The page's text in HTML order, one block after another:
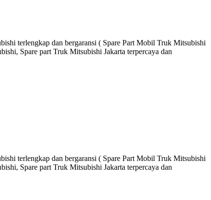
terlengkap dan bergaransi ( Spare Part Mobil Truk Mitsubishi
Spare part Truk Mitsubishi Jakarta terpercaya dan
terlengkap dan bergaransi ( Spare Part Mobil Truk Mitsubishi
Spare part Truk Mitsubishi Jakarta terpercaya dan